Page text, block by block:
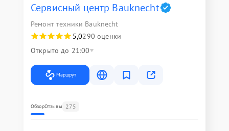
Сервисный центр Bauknecht
Ремонт техники Bauknecht
5,0290 оценки
Открыто до 21:00
Маршрут
ОбзорОтзывы 275